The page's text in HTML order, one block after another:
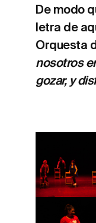
De modo
letra de
Orquesta
nosotros
gozar, y